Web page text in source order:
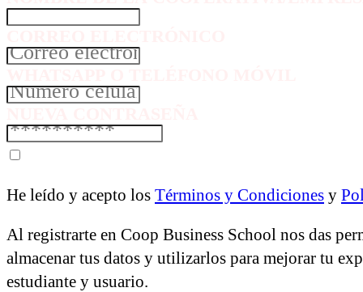
He leído y acepto los Términos y Condiciones y
Al registrarte en Coop Business School nos das
almacenar tus datos y utilizarlos para mejorar tu
estudiante y usuario.